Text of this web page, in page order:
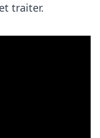
traiter.